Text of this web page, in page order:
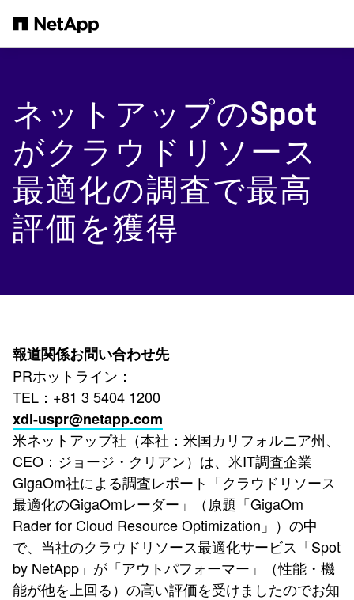
ネットアップのSpot
がクラウドリソース
最適化の調査で最高
評価を獲得
報道関係お問い合わせ先
PRホットライン：
TEL：+81 3 5404 1200
xdl-uspr@netapp.com
米ネットアップ社（本社：米国カリフォルニア州、
CEO：ジョージ・クリアン）は、米IT調査企業
GigaOm社による調査レポート「クラウドリソース
最適化のGigaOmレーダー」（原題「GigaOm
Rader for Cloud Resource Optimization」）の中
で、当社のクラウドリソース最適化サービス「Spot
by NetApp」が「アウトパフォーマー」（性能・機
能が他を上回る）の高い評価を受けましたのでお知